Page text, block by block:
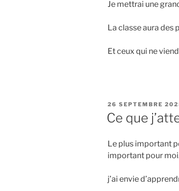
Je mettrai une
La classe aura des
Et ceux qui ne
PUBLIÉ
LE
26 SEPTEMBRE
Ce que
Le plus important
important pour
j’ai envie